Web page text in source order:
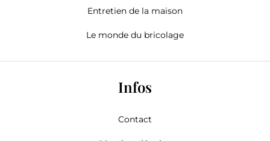
Entretien de la maison
Le monde du bricolage
Infos
Contact